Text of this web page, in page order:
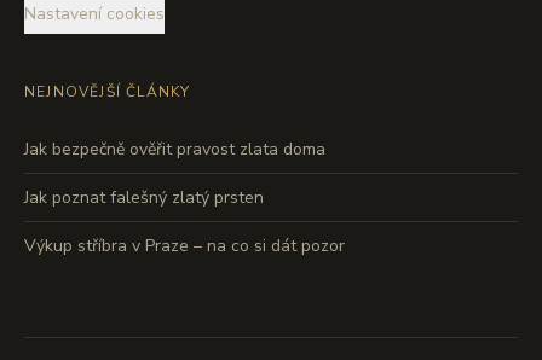
Nastavení cookies
NEJNOVĚJŠÍ ČLÁNKY
Jak bezpečně ověřit pravost zlata doma
Jak poznat falešný zlatý prsten
Výkup stříbra v Praze – na co si dát pozor